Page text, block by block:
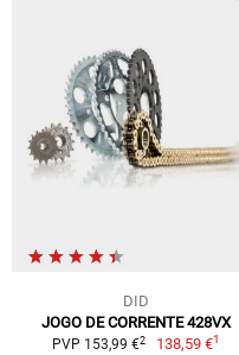
DID
JOGO DE CORRENTE 428VX
PVP 153,99 €2 138,59 €1